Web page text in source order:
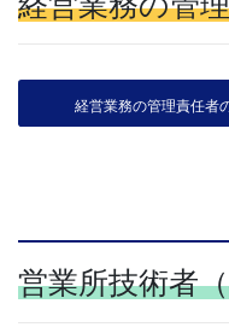
経営業務の管理責任者
営業所技術者